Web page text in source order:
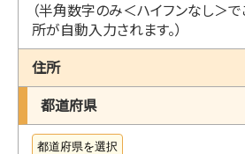
（半角数字のみ＜ハイフンなし＞で
所が自動入力されます。）
住所
都道府県